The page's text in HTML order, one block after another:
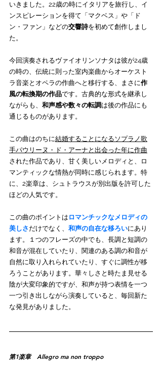
いきました。22歳の時にイタリアを旅行し、イ
ンスピレーションを得て「マクベス」や「ド
ン・ファン」などの交響詩を初めて創作しまし
た。
今回演奏されるヴァイオリンソナタは彼が24歳
の時の、伝統に則った室内楽曲からオーケスト
ラ音楽とオペラの作曲へと移行する、まさに作
風の転換期の作品です。古典的な形式を継承し
ながらも、 和声感や数々の転調は後の作品にも
通じるものがあります。
この曲はのちに結婚することになるソプラノ歌
手パウリーヌ・ド・アーナと出会った年に作曲
された作品であり、甘く美しいメロディと、ロ
マンティックな情熱が同時に感じられます。特
に、2楽章は、シュトラウスが別出版を許可した
ほどの人気です。
この曲のポイントは ロマンチックなメロディの
美しさ だけでなく、 和声の自在な移ろいにあり
ます。１つのフレーズの中でも、長調と短調の
和音が混在していたり、関連のある調の和音が
自然に取り入れられていたり、すぐに調性が移
ろうことがあります。華々しさと時たま見せる
陰が大変印象的ですが、和声が持つ表情を一つ
一つ引き出しながら演奏していると、毎回新た
な発見がありました。
第1楽章　Allegro ma non troppo